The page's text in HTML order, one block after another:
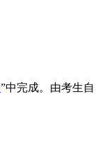
”中完成。由考生自